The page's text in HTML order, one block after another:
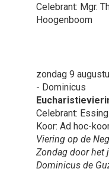
Celebrant: Mgr.
Hoogenboom
zondag 9
- Dominicus
Celebrant:
Koor: Ad hoc-
Viering op de
Zondag door het
Dominicus de